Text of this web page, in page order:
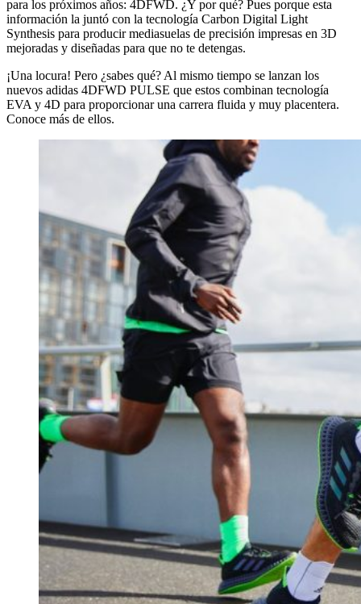
para los próximos años: 4DFWD. ¿Y por qué? Pues porque esta
información la juntó con la tecnología Carbon Digital Light
Synthesis para producir mediasuelas de precisión impresas en 3D
mejoradas y diseñadas para que no te detengas.
¡Una locura! Pero ¿sabes qué? Al mismo tiempo se lanzan los
nuevos adidas 4DFWD PULSE que estos combinan tecnología
EVA y 4D para proporcionar una carrera fluida y muy placentera.
Conoce más de ellos.